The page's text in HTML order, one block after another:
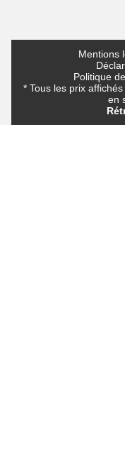
Mentions
Politique
* Tous les prix
en